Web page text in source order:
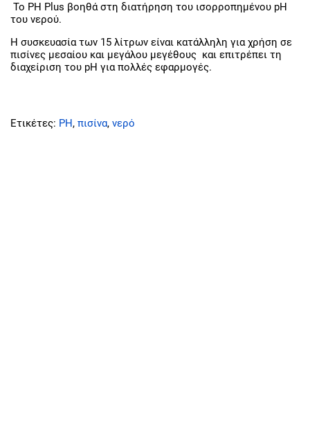
Το PH Plus βοηθά στη διατήρηση του ισορροπημένου pH
του νερού.
Η συσκευασία των 15 λίτρων είναι κατάλληλη για χρήση σε
πισίνες μεσαίου και μεγάλου μεγέθους και επιτρέπει τη
διαχείριση του pH για πολλές εφαρμογές.
Ετικέτες: PH, πισίνα, νερό